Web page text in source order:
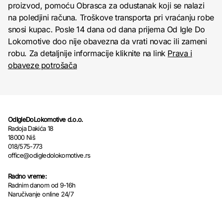
proizvod, pomoću Obrasca za odustanak koji se nalazi
na poledjini računa. Troškove transporta pri vraćanju robe
snosi kupac. Posle 14 dana od dana prijema Od Igle Do
Lokomotive doo nije obavezna da vrati novac ili zameni
robu. Za detaljnije informacije kliknite na link Prava i
obaveze potrošača
OdIgleDoLokomotive d.o.o.
Radoja Dakića 18
18000 Niš
018/575-773
office@odigledolokomotive.rs
Radno vreme:
Radnim danom od 9-16h
Naručivanje online 24/7